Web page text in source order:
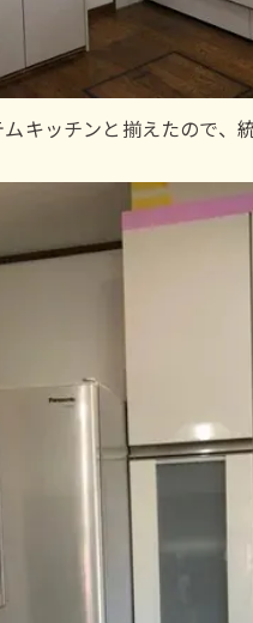
キッチンと揃えたので、